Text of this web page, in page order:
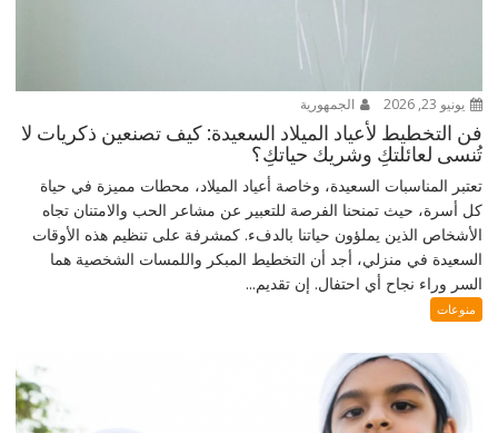
يونيو 23, 2026 الجمهورية
فن التخطيط لأعياد الميلاد السعيدة: كيف تصنعين ذكريات لا
تُنسى لعائلتكِ وشريك حياتكِ؟
تعتبر المناسبات السعيدة، وخاصة أعياد الميلاد، محطات مميزة في حياة
كل أسرة، حيث تمنحنا الفرصة للتعبير عن مشاعر الحب والامتنان تجاه
الأشخاص الذين يملؤون حياتنا بالدفء. كمشرفة على تنظيم هذه الأوقات
السعيدة في منزلي، أجد أن التخطيط المبكر واللمسات الشخصية هما
السر وراء نجاح أي احتفال. إن تقديم...
منوعات